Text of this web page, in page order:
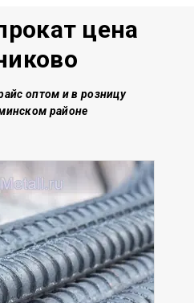
цена
оптом и в розницу
районе